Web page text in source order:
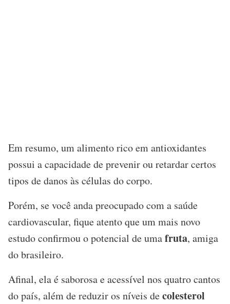
Em resumo, um alimento rico em antioxidantes
possui a capacidade de prevenir ou retardar certos
tipos de danos às células do corpo.
Porém, se você anda preocupado com a saúde
cardiovascular, fique atento que um mais novo
estudo confirmou o potencial de umafruta, amiga
do brasileiro.
Afinal, ela é saborosa e acessível nos quatro cantos
do país, além de reduzir os níveis decolesterol